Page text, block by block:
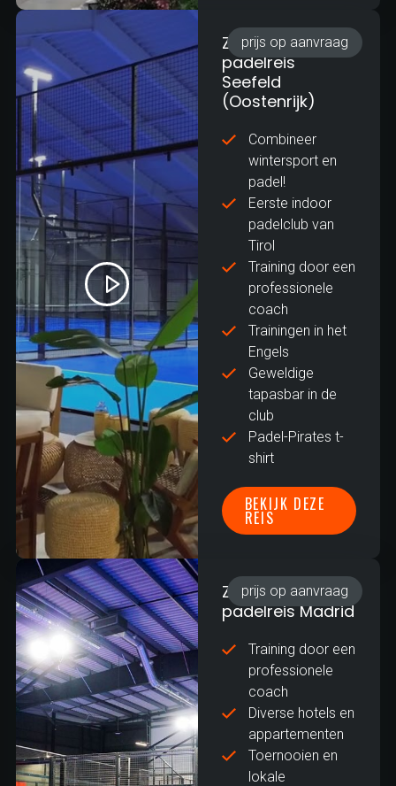
prijs op aanvraag
Zakelijke
padelreis
Seefeld
(Oostenrijk)
Combineer
wintersport en
padel!
Eerste indoor
padelclub van
Tirol
Training door een
professionele
coach
Trainingen in het
Engels
Geweldige
tapasbar in de
club
Padel-Pirates t-
shirt
BEKIJK DEZE
REIS
prijs op aanvraag
Zakelijke
padelreis Madrid
Training door een
professionele
coach
Diverse hotels en
appartementen
Toernooien en
lokale